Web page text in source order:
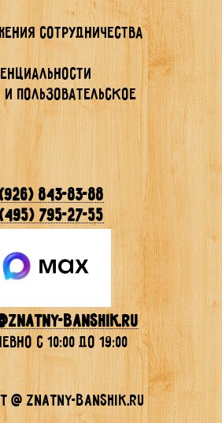
сотрудничества
Пользовательское
843-83-88
795-27-55
banshik.ru
с 10:00 до 19:00
@ znatny-banshik.ru